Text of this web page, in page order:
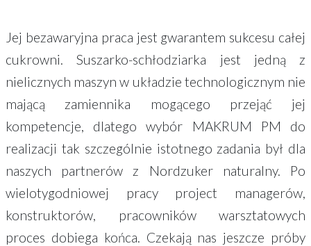
Jej bezawaryjna praca jest gwarantem sukcesu całej
cukrowni. Suszarko-schłodziarka jest jedną z
nielicznych maszyn w układzie technologicznym nie
mającą zamiennika mogącego przejąć jej
kompetencje, dlatego wybór MAKRUM PM do
realizacji tak szczególnie istotnego zadania był dla
naszych partnerów z Nordzuker naturalny. Po
wielotygodniowej pracy project managerów,
konstruktorów, pracowników warsztatowych
proces dobiega końca. Czekają nas jeszcze próby